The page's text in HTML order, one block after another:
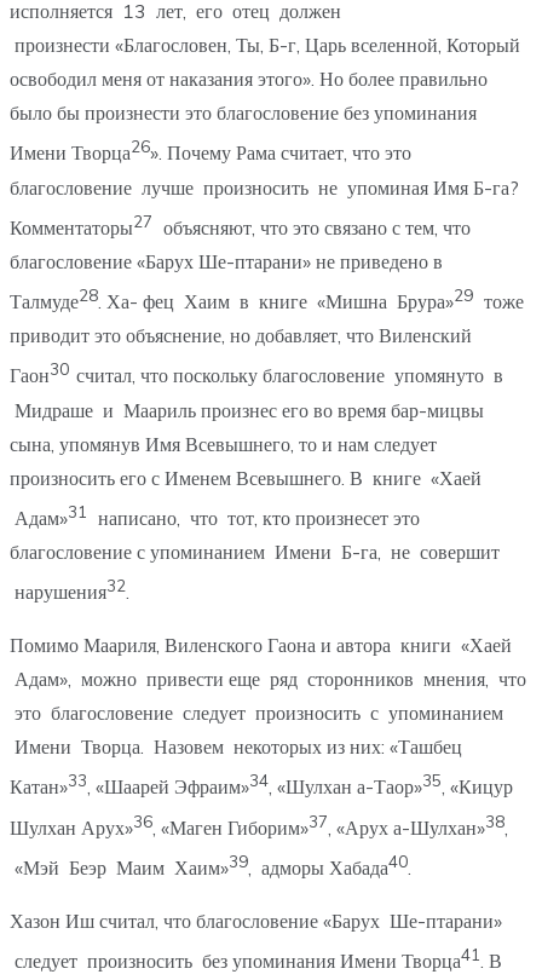
исполняется 13 лет, его отец должен
произнести «Благословен, Ты, Б-г, Царь вселенной, Который
освободил меня от наказания этого». Но более правильно
было бы произнести это благословение без упоминания
Имени Творца26». Почему Рама считает, что это
благословение лучше произносить не упоминая Имя Б-га?
Комментаторы27 объясняют, что это связано с тем, что
благословение «Барух Ше-птарани» не приведено в
Талмуде28. Ха- фец Хаим в книге «Мишна Брура»29 тоже
приводит это объяснение, но добавляет, что Виленский
Гаон30 считал, что поскольку благословение упомянуто в
Мидраше и Маариль произнес его во время бар-мицвы
сына, упомянув Имя Всевышнего, то и нам следует
произносить его с Именем Всевышнего. В книге «Хаей
Адам»31 написано, что тот, кто произнесет это
благословение с упоминанием Имени Б-га, не совершит
нарушения32.
Помимо Маариля, Виленского Гаона и автора книги «Хаей
Адам», можно привести еще ряд сторонников мнения, что
это благословение следует произносить с упоминанием
Имени Творца. Назовем некоторых из них: «Ташбец
Катан»33, «Шаарей Эфраим»34, «Шулхан а-Таор»35, «Кицур
Шулхан Арух»36 , «Маген Гиборим»37 , «Арух а-Шулхан»38
«Мэй Беэр Маим Хаим»39, адморы Хабада40.
Хазон Иш считал, что благословение «Барух Ше-птарани»
следует произносить без упоминания Имени Творца41. В